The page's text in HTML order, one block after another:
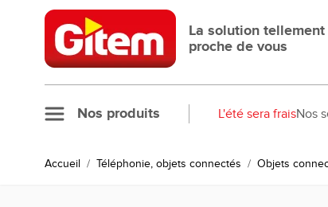
Allez au contenu
La solution tellement
proche de vous
Nos produits L'été sera fraisNos
Accueil / Téléphonie, objets connectés / Objets